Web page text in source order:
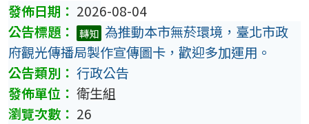
2026-08-04
轉知 為推動本市無菸環境，臺北市政
府觀光傳播局製作宣傳圖卡，歡迎多加運用。
行政公告
衛生組
26